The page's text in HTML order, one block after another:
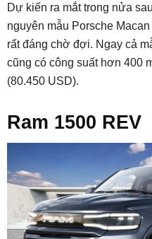
Dự kiến ra mắt trong nửa
nguyên mẫu Porsche
rất đáng chờ đợi. Ngay cả
cũng có công suất hơn 400
(80.450 USD).
Ram 1500 REV